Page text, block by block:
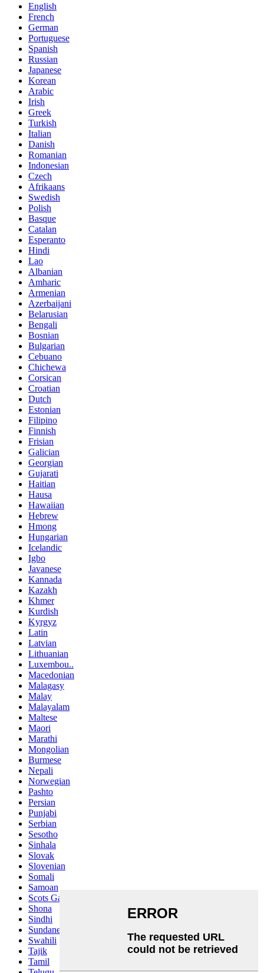
English
French
German
Portuguese
Spanish
Russian
Japanese
Korean
Arabic
Irish
Greek
Turkish
Italian
Danish
Romanian
Indonesian
Czech
Afrikaans
Swedish
Polish
Basque
Catalan
Esperanto
Hindi
Lao
Albanian
Amharic
Armenian
Azerbaijani
Belarusian
Bengali
Bosnian
Bulgarian
Cebuano
Chichewa
Corsican
Croatian
Dutch
Estonian
Filipino
Finnish
Frisian
Galician
Georgian
Gujarati
Haitian
Hausa
Hawaiian
Hebrew
Hmong
Hungarian
Icelandic
Igbo
Javanese
Kannada
Kazakh
Khmer
Kurdish
Kyrgyz
Latin
Latvian
Lithuanian
Luxembou..
Macedonian
Malagasy
Malay
Malayalam
Maltese
Maori
Marathi
Mongolian
Burmese
Nepali
Norwegian
Pashto
Persian
Punjabi
Serbian
Sesotho
Sinhala
Slovak
Slovenian
Somali
Samoan
Scots Gaelic
Shona
Sindhi
Sundanese
Swahili
Tajik
Tamil